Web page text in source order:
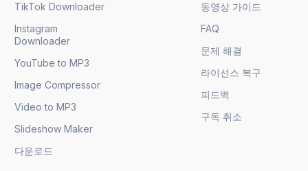
TikTok Downloader
Instagram
Downloader
YouTube to MP3
Image Compressor
Video to MP3
Slideshow Maker
다운로드
동영상 가이드
FAQ
문제 해결
라이선스 복구
피드백
구독 취소